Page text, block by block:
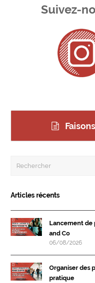
Suivez-
Articles récents
Lancement de
and Co
06/08/2026
Organiser des
pratique